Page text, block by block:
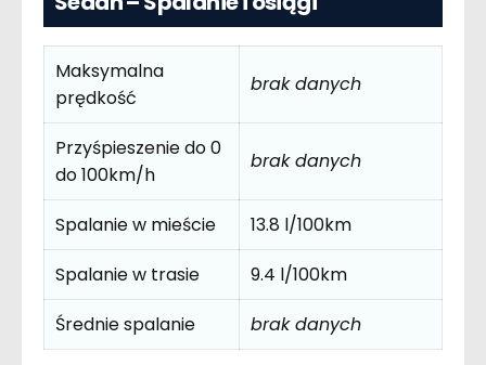
Maksymalna
prędkość
brak danych
Przyśpieszenie do 0
do 100km/h
brak danych
Spalanie w mieście
13.8 l/100km
Spalanie w trasie
9.4 l/100km
Średnie spalanie
brak danych